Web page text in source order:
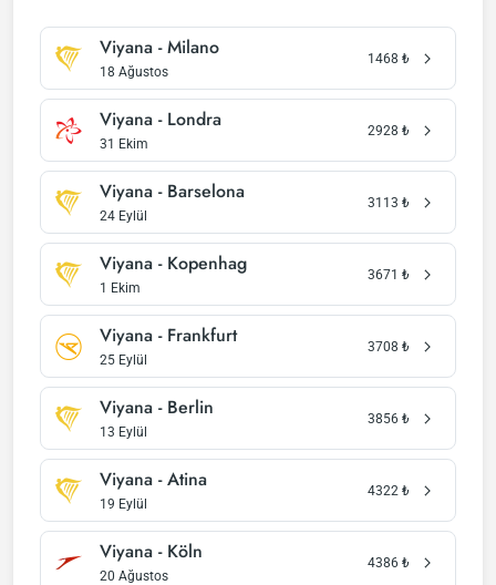
Viyana - Milano
18 Ağustos
1468 ₺
Viyana - Londra
31 Ekim
2928 ₺
Viyana - Barselona
24 Eylül
3113 ₺
Viyana - Kopenhag
1 Ekim
3671 ₺
Viyana - Frankfurt
25 Eylül
3708 ₺
Viyana - Berlin
13 Eylül
3856 ₺
Viyana - Atina
19 Eylül
4322 ₺
Viyana - Köln
20 Ağustos
4386 ₺